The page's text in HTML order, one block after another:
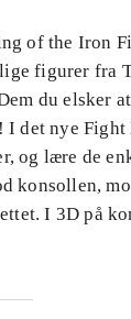
of the Iron
figurer fra
du elsker
I det nye
og lære de
konsollen,
I 3D på